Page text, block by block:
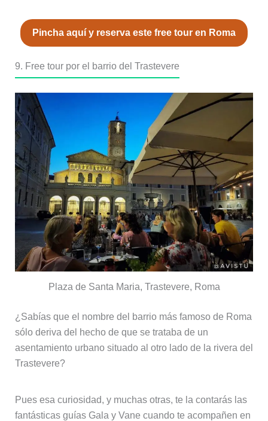
Pincha aquí y reserva este free tour en Roma
9. Free tour por el barrio del Trastevere
Plaza de Santa Maria, Trastevere, Roma
¿Sabías que el nombre del barrio más famoso de Roma
sólo deriva del hecho de que se trataba de un
asentamiento urbano situado al otro lado de la rivera del
Trastevere?
Pues esa curiosidad, y muchas otras, te la contarás las
fantásticas guías Gala y Vane cuando te acompañen en